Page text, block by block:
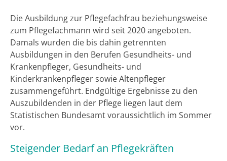
Die Ausbildung zur Pflegefachfrau beziehungsweise
zum Pflegefachmann wird seit 2020 angeboten.
Damals wurden die bis dahin getrennten
Ausbildungen in den Berufen Gesundheits- und
Krankenpfleger, Gesundheits- und
Kinderkrankenpfleger sowie Altenpfleger
zusammengeführt. Endgültige Ergebnisse zu den
Auszubildenden in der Pflege liegen laut dem
Statistischen Bundesamt voraussichtlich im Sommer
vor.
Steigender Bedarf an Pflegekräften